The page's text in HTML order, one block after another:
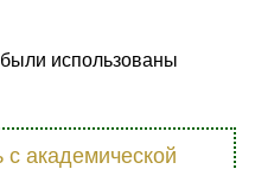
использованы
академической